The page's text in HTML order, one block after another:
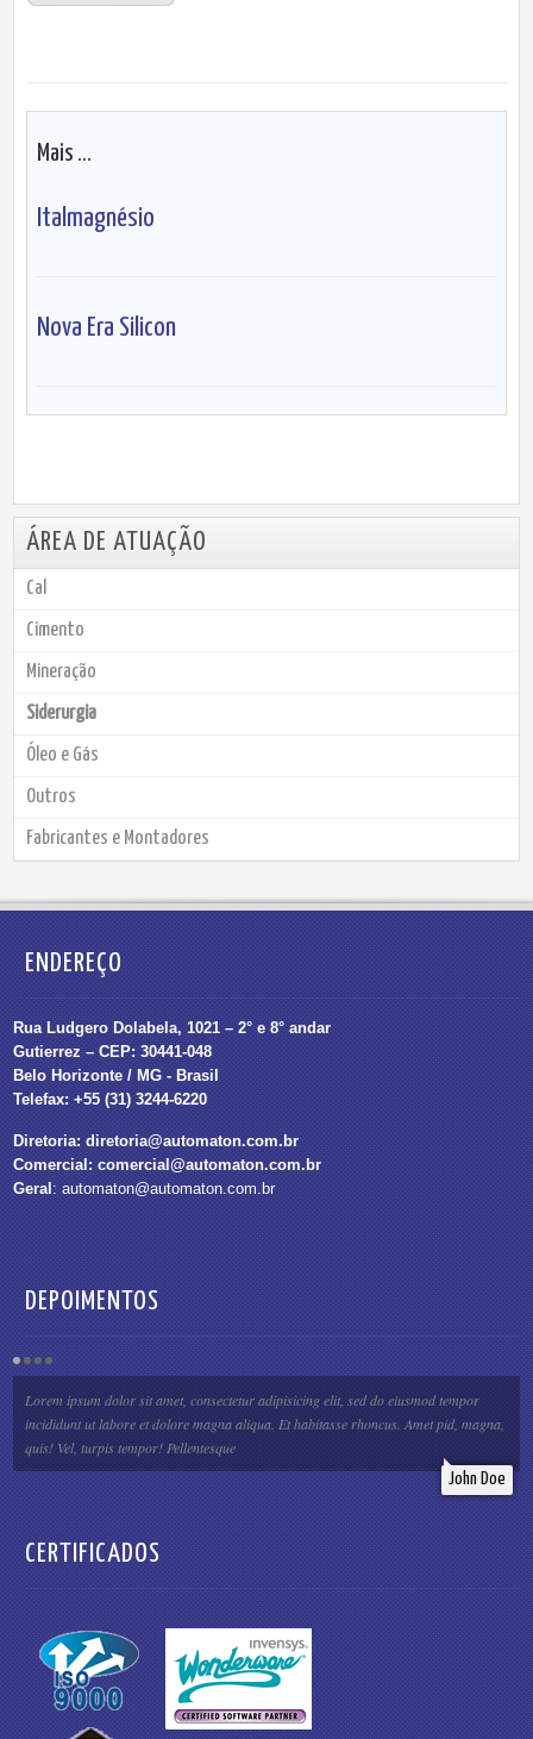
Mais ...
Italmagnésio
Nova Era Silicon
ÁREA DE ATUAÇÃO
Cal
Cimento
Mineração
Siderurgia
Óleo e Gás
Outros
Fabricantes e Montadores
ENDEREÇO
Rua Ludgero Dolabela, 1021 – 2° e 8° andar
Gutierrez – CEP: 30441-048
Belo Horizonte / MG - Brasil
Telefax: +55 (31) 3244-6220
Diretoria:diretoria@automaton.com.br
Comercial:comercial@automaton.com.br
Geral:automaton@automaton.com.br
DEPOIMENTOS
Lorem ipsum dolor sit amet, consectetur adipisicing elit, sed do eiusmod tempor
incididunt ut labore et dolore magna aliqua. Et habitasse rhoncus. Amet pid, magna,
quis! Vel, turpis tempor! Pellentesque
John Doe
CERTIFICADOS